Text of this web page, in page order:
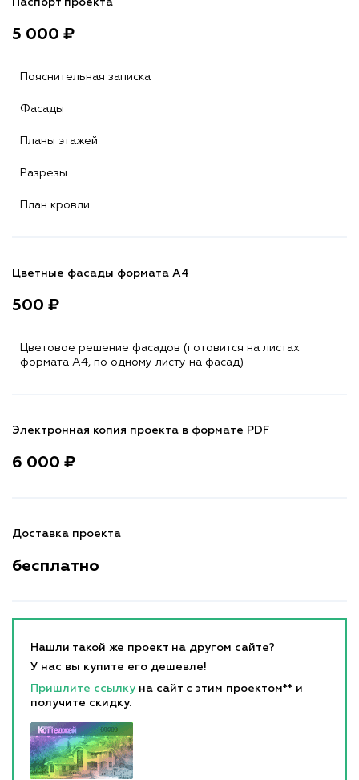
Паспорт проекта
5 000 ₽
Пояснительная записка
Фасады
Планы этажей
Разрезы
План кровли
Цветные фасады формата А4
500 ₽
Цветовое решение фасадов (готовится на листах
формата A4, по одному листу на фасад)
Электронная копия проекта в формате PDF
6 000 ₽
Доставка проекта
бесплатно
Нашли такой же проект на другом сайте?
У нас вы купите его дешевле!
Пришлите ссылку на сайт с этим проектом** и
получите скидку.